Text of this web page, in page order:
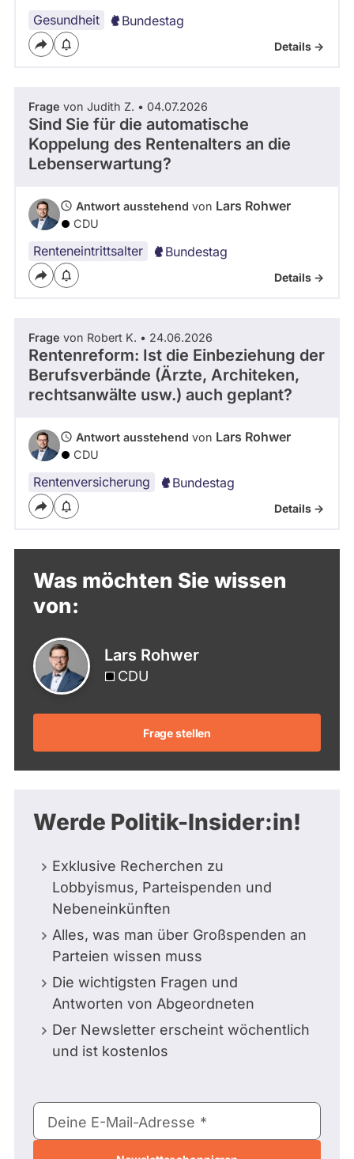
Gesundheit Bundestag
Details ->
Frage von Judith Z. • 04.07.2026
Sind Sie für die automatische
Koppelung des Rentenalters an die
Lebenserwartung?
Antwort ausstehend von Lars Rohwer
CDU
Renteneintrittsalter Bundestag
Details ->
Frage von Robert K. • 24.06.2026
Rentenreform: Ist die Einbeziehung der
Berufsverbände (Ärzte, Architeken,
rechtsanwälte usw.) auch geplant?
Antwort ausstehend von Lars Rohwer
CDU
Rentenversicherung Bundestag
Details ->
Was möchten Sie wissen
von:
Lars Rohwer
CDU
Frage stellen
Werde Politik-Insider:in!
Exklusive Recherchen zu
Lobbyismus, Parteispenden und
Nebeneinkünften
Alles, was man über Großspenden an
Parteien wissen muss
Die wichtigsten Fragen und
Antworten von Abgeordneten
Der Newsletter erscheint wöchentlich
und ist kostenlos
E-
Mail-
Deine E-Mail-Adresse